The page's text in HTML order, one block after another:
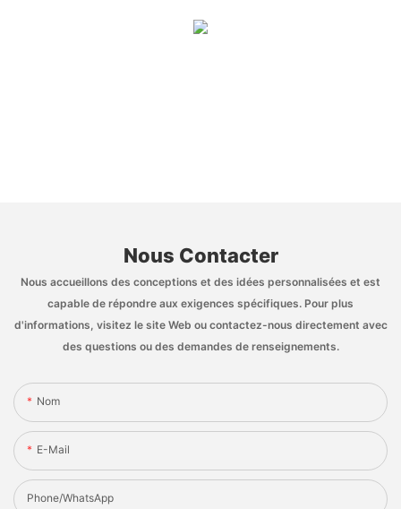
Nous Contacter
Nous accueillons des conceptions et des idées personnalisées et est
capable de répondre aux exigences spécifiques. Pour plus
d'informations, visitez le site Web ou contactez-nous directement avec
des questions ou des demandes de renseignements.
Nom
E-Mail
Phone/whatsApp